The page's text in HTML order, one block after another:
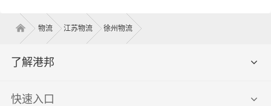
物流 江苏物流 徐州物流
了解港邦
快速入口